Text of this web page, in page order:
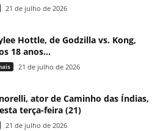
21 de julho de 2026
Hottle, de Godzilla vs. Kong,
18 anos...
21 de julho de 2026
ator de Caminho das Índias,
terça-feira (21)
21 de julho de 2026